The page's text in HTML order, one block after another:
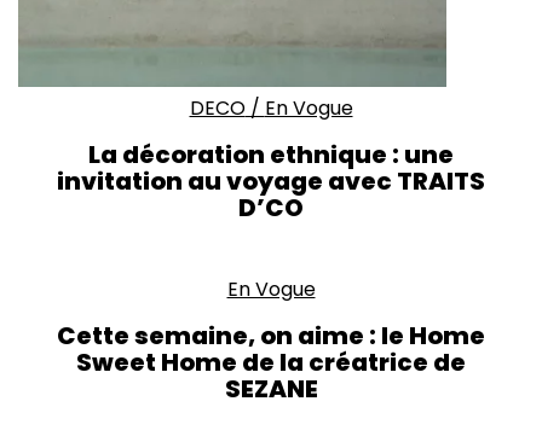
DECO/ En Vogue
La décoration ethnique : une
invitation au voyage avec TRAITS
D’CO
En Vogue
Cette semaine, on aime : le Home
Sweet Home de la créatrice de
SEZANE